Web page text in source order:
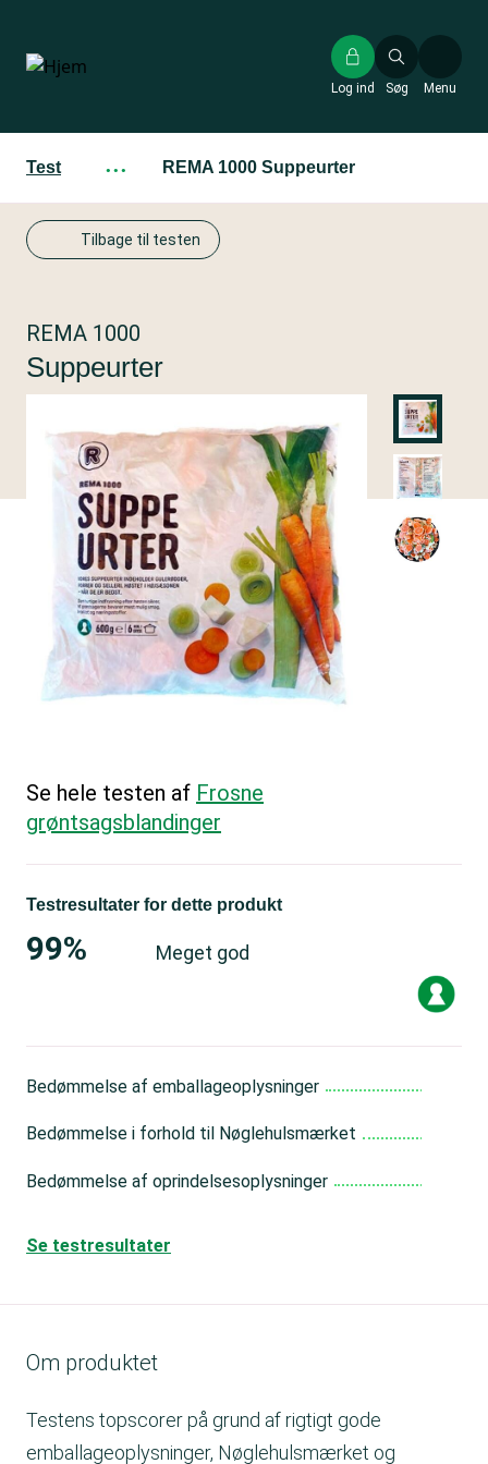
hovedindhold
Søg
Log ind Menu
Test ··· REMA 1000 Suppeurter
Tilbage til testen
REMA 1000
Suppeurter
Se hele testen af Frosne
grøntsagsblandinger
Testresultater for dette produkt
99% Meget god
Bedømmelse af emballageoplysninger
Bedømmelse i forhold til Nøglehulsmærket
Bedømmelse af oprindelsesoplysninger
Se testresultater
Om produktet
Testens topscorer på grund af rigtigt gode
emballageoplysninger, Nøglehulsmærket og